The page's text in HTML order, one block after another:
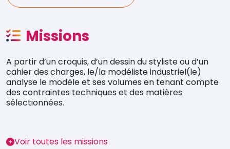
Missions
A partir d’un croquis, d’un dessin du styliste ou d’un
cahier des charges, le/la modéliste industriel(le)
analyse le modèle et ses volumes en tenant compte
des contraintes techniques et des matières
sélectionnées.
Voir toutes les missions